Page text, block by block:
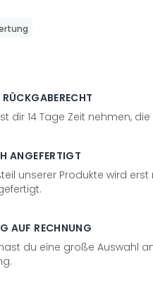
dir 14 Tage Zeit nehmen,
ANGEFERTIGT
unserer Produkte wird
AUF RECHNUNG
du eine große Auswahl